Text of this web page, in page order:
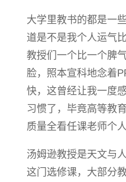
大学里教书的都是一
道是不是我个人运气
教授们一个比一个脾
脸，照本宣科地念着
快，这曾经让我一度
习惯了，毕竟高等教
质量全看任课老师个
汤姆逊教授是天文与
这门选修课，大部分